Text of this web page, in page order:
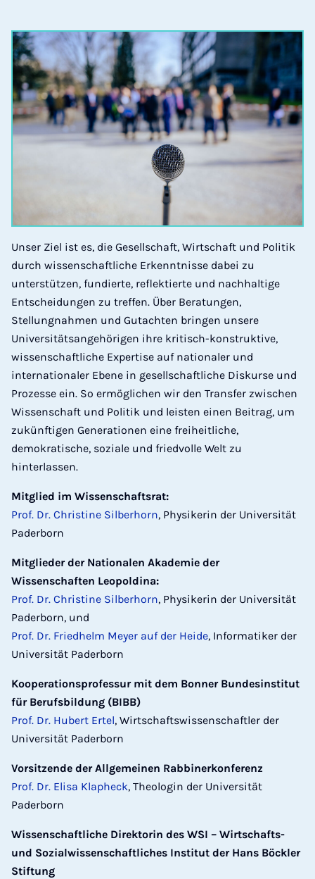
Unser Ziel ist es, die Gesellschaft, Wirtschaft und Politik
durch wissenschaftliche Erkenntnisse dabei zu
unterstützen, fundierte, reflektierte und nachhaltige
Entscheidungen zu treffen. Über Beratungen,
Stellungnahmen und Gutachten bringen unsere
Universitätsangehörigen ihre kritisch-konstruktive,
wissenschaftliche Expertise auf nationaler und
internationaler Ebene in gesellschaftliche Diskurse und
Prozesse ein. So ermöglichen wir den Transfer zwischen
Wissenschaft und Politik und leisten einen Beitrag, um
zukünftigen Generationen eine freiheitliche,
demokratische, soziale und friedvolle Welt zu
hinterlassen.
Mitglied im Wissenschaftsrat:
Prof. Dr. Christine Silberhorn, Physikerin der Universität
Paderborn
Mitglieder der Nationalen Akademie der
Wissenschaften Leopoldina:
Prof. Dr. Christine Silberhorn, Physikerin der Universität
Paderborn, und
Prof. Dr. Friedhelm Meyer auf der Heide, Informatiker der
Universität Paderborn
Kooperationsprofessur mit dem Bonner Bundesinstitut
für Berufsbildung (BIBB)
Prof. Dr. Hubert Ertel, Wirtschaftswissenschaftler der
Universität Paderborn
Vorsitzende der Allgemeinen Rabbinerkonferenz
Prof. Dr. Elisa Klapheck, Theologin der Universität
Paderborn
Wissenschaftliche Direktorin des WSI – Wirtschafts-
und Sozialwissenschaftliches Institut der Hans Böckler
Stiftung